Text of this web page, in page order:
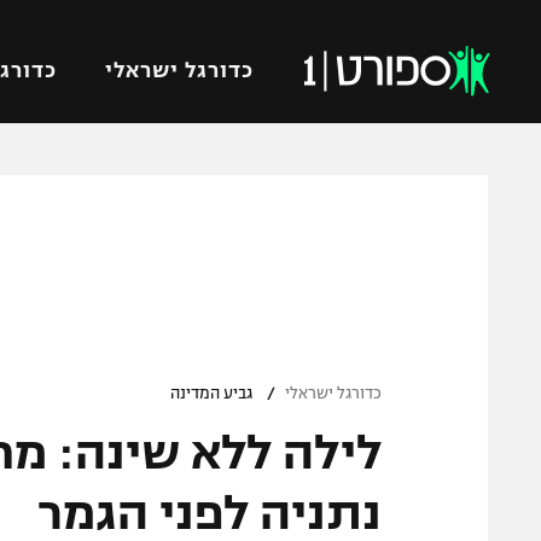
כדורגל ישראלי
ברחבה
"מעל הליגה" – פודקאסט
"מחצית בשכונה" – פודקאסט
מכבי
בית"ר
כדורגל ישראלי / גביע המדינה
לילה ללא שינה:
נתניה לפני הגמר